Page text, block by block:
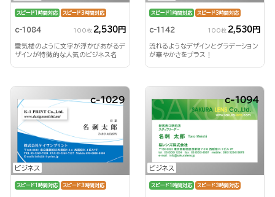
スピード1時間対応 スピード3時間対応
c-1084 100枚 2,530円
蜃気楼のように文字が浮かびあがるデ
ザインが特徴的な人気のビジネス名
スピード1時間対応 スピード3時間対応
c-1142 100枚 2,530円
流れるようなデザインとグラデーション
が華やかさをプラス！
ビジネス
c-1029
スピード1時間対応 スピード3時間対応
ビジネス
c-1094
スピード1時間対応 スピード3時間対応